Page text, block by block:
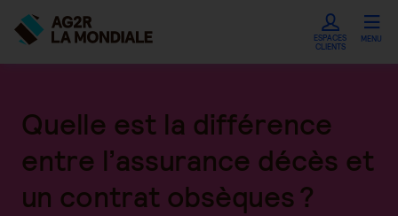
ESPACES
CLIENTS
MENU
Quelle est la différence
entre l’assurance décès et
un contrat obsèques ?